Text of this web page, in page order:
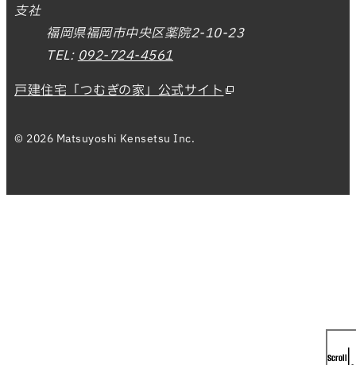
Scroll
支社
福岡県福岡市中央区薬院2-10-23
TEL:092-724-4561
戸建住宅「つむぎの家」公式サイト
© 2026 Matsuyoshi Kensetsu Inc.